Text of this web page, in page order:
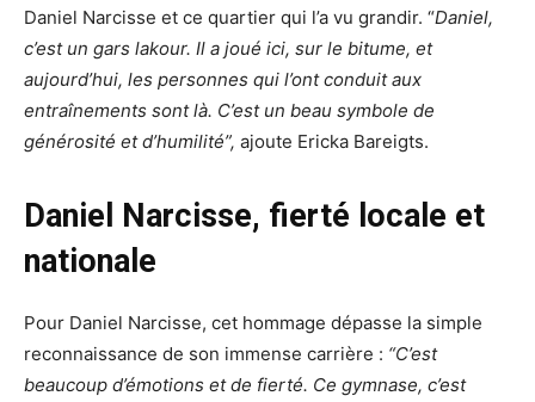
Daniel Narcisse et ce quartier qui l’a vu grandir. “Daniel,
c’est un gars lakour. Il a joué ici, sur le bitume, et
aujourd’hui, les personnes qui l’ont conduit aux
entraînements sont là. C’est un beau symbole de
générosité et d’humilité”, ajoute Ericka Bareigts.
Daniel Narcisse, fierté locale et
nationale
Pour Daniel Narcisse, cet hommage dépasse la simple
reconnaissance de son immense carrière : “C’est
beaucoup d’émotions et de fierté. Ce gymnase, c’est